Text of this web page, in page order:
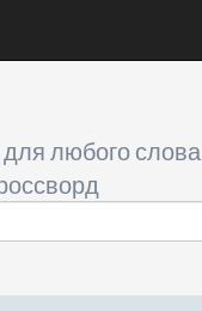
любого слова